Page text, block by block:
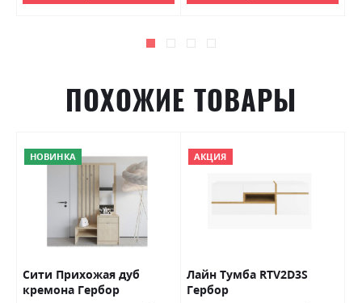
ПОХОЖИЕ ТОВАРЫ
НОВИНКА
Сити Прихожая дуб
кремона Гербор
АКЦИЯ
Лайн Тумба RTV2D3S
Гербор